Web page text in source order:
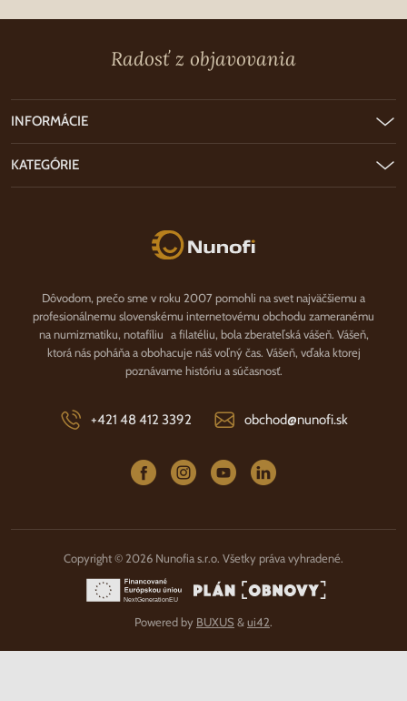
Radosť z objavovania
Nunofi.sk
Dôvodom, prečo sme v roku 2007 pomohli na svet najväčšiemu a
profesionálnemu slovenskému internetovému obchodu zameranému
na numizmatiku, notafíliu a filatéliu, bola zberateľská vášeň. Vášeň,
ktorá nás poháňa a obohacuje náš voľný čas. Vášeň, vďaka ktorej
poznávame históriu a súčasnosť.
+421 48 412 3392 obchod@nunofi.sk
INFORMÁCIE
KATEGÓRIE
Copyright © 2026 Nunofia s.r.o. Všetky práva vyhradené.
Powered by BUXUS &ui42.